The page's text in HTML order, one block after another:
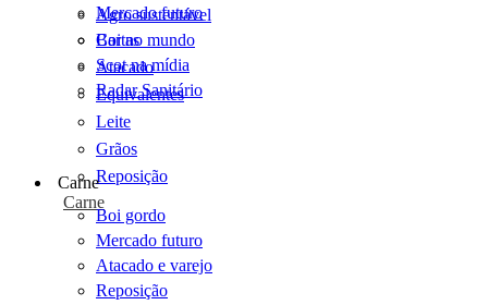
Agro sustentável
Cartas
Scot na mídia
Radar Sanitário
Mercado futuro
Boi no mundo
Atacado
Equivalentes
Leite
Grãos
Reposição
Carne
Carne
Boi gordo
Mercado futuro
Atacado e varejo
Reposição